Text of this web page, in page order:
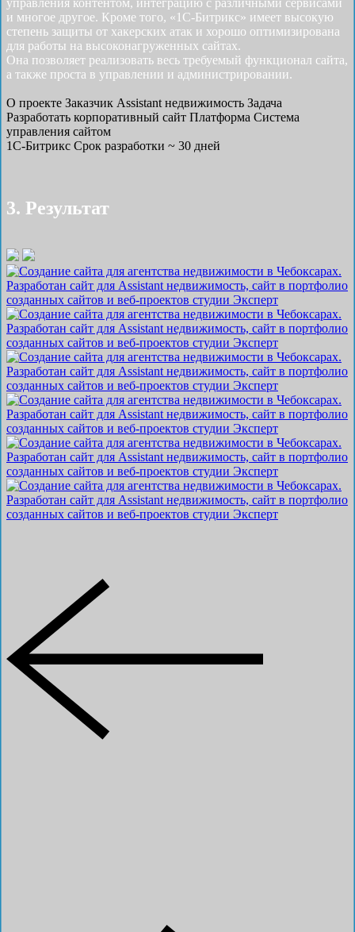
и многое другое. Кроме того, «1С-Битрикс» имеет высокую
степень защиты от хакерских атак и хорошо оптимизирована
для работы на высоконагруженных сайтах.
Она позволяет реализовать весь требуемый функционал сайта,
а также проста в управлении и администрировании.
О проекте Заказчик Assistant недвижимость Задача
Разработать корпоративный сайт Платформа Система
управления сайтом
1С-Битрикс Срок разработки ~ 30 дней
3. Результат